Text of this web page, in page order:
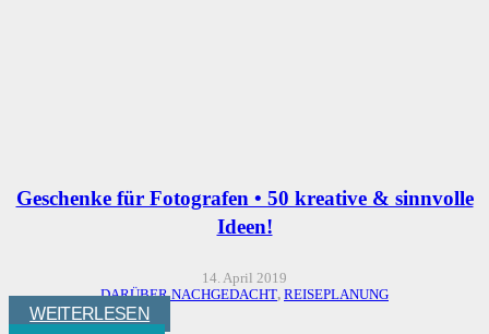
Geschenke für Fotografen • 50 kreative & sinnvolle
Ideen!
14. April 2019
DARÜBER NACHGEDACHT, REISEPLANUNG
WEITERLESEN